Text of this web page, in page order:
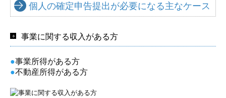
個人の確定申告提出が必要になる主なケース
事業に関する収入がある方
●事業所得がある方
●不動産所得がある方